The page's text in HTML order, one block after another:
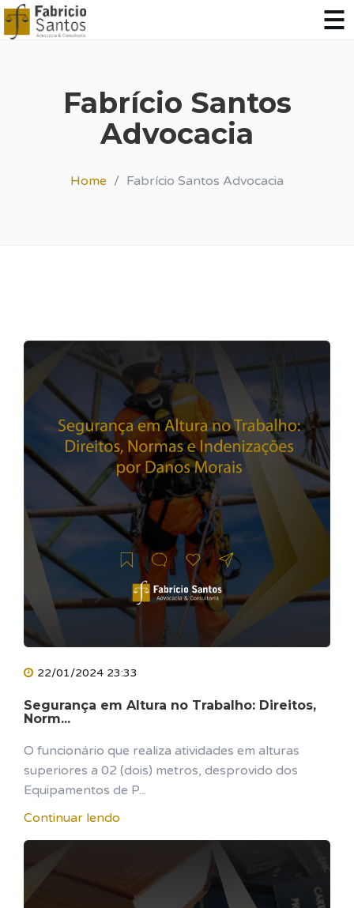
Fabrício Santos
Advocacia
Home Fabrício Santos Advocacia
22/01/2024 23:33
Segurança em Altura no Trabalho: Direitos,
Norm...
O funcionário que realiza atividades em alturas
superiores a 02 (dois) metros, desprovido dos
Equipamentos de P...
Continuar lendo